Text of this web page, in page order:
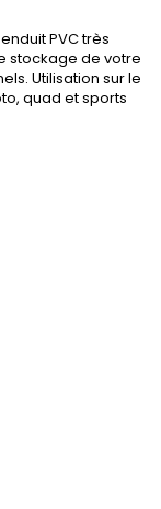
PVC très
stockage de votre
Utilisation sur le
quad et sports